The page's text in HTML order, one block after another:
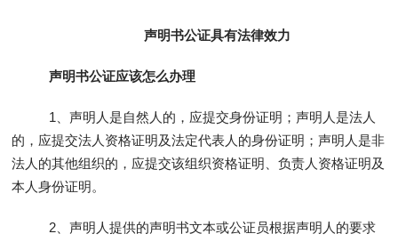
声明书公证具有法律效力
声明书公证应该怎么办理
1、声明人是自然人的，应提交身份证明；声明人是法人
的，应提交法人资格证明及法定代表人的身份证明；声明人是非
法人的其他组织的，应提交该组织资格证明、负责人资格证明及
本人身份证明。
2、声明人提供的声明书文本或公证员根据声明人的要求